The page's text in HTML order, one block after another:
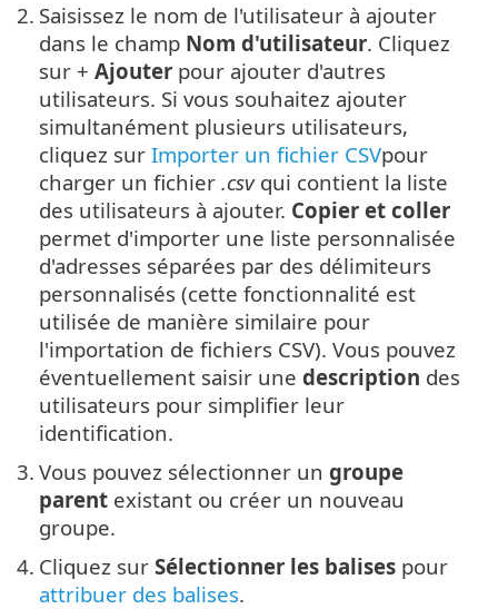
2. Saisissez le nom de l'utilisateur à ajouter
dans le champ Nom d'utilisateur. Cliquez
sur + Ajouter pour ajouter d'autres
utilisateurs. Si vous souhaitez ajouter
simultanément plusieurs utilisateurs,
cliquez sur Importer un fichier CSVpour
charger un fichier .csvqui contient la liste
des utilisateurs à ajouter. Copier et coller
permet d'importer une liste personnalisée
d'adresses séparées par des délimiteurs
personnalisés (cette fonctionnalité est
utilisée de manière similaire pour
l'importation de fichiers CSV). Vous pouvez
éventuellement saisir une description des
utilisateurs pour simplifier leur
identification.
3. Vous pouvez sélectionner un groupe
parent existant ou créer un nouveau
groupe.
4. Cliquez sur Sélectionner les balises pour
attribuer des balises.